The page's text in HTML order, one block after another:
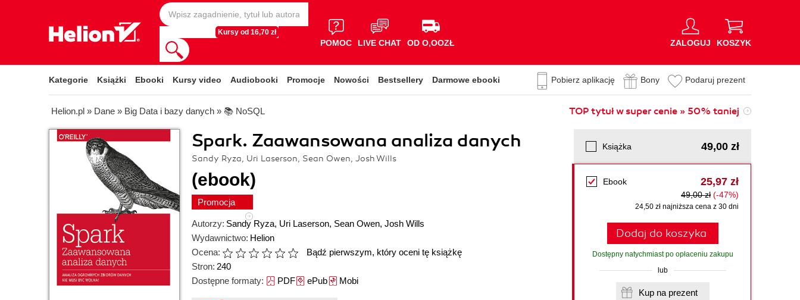
Kursy od 16,70 zł
POMOC LIVE CHAT OD O,OOZŁ ZALOGUJ KOSZYK
Kategorie Książki Ebooki Kursy video Audiobooki Promocje Nowości Bestsellery Darmowe ebooki Pobierz aplikację Bony Podaruj prezent
Helion.pl » Dane » Big Data i bazy danych » 📚 NoSQL TOP tytuł w super cenie » 50% taniej
Spark. Zaawansowana analiza danych
Sandy Ryza, Uri Laserson, Sean Owen, Josh Wills
(ebook)
Promocja
Autorzy: Sandy Ryza, Uri Laserson, Sean Owen, Josh Wills
Wydawnictwo: Helion
Ocena:
Bądź pierwszym, który oceni tę książkę
Stron: 240
Dostępne formaty: PDFePubMobi
Książka 49,00 zł
Ebook 25,97 zł
49,00 zł (-47%)
24,50 zł najniższa cena z 30 dni
Dodaj do koszyka
Dostępny natychmiast po opłaceniu zakupu
lub
Kup na prezent